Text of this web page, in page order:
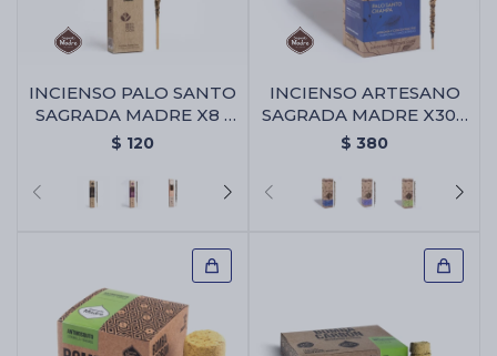
INCIENSO PALO SANTO
SAGRADA MADRE X8 -
Cacao
$ 120
INCIENSO ARTESANO
SAGRADA MADRE X30 -
Palo Santo/champa
$ 380